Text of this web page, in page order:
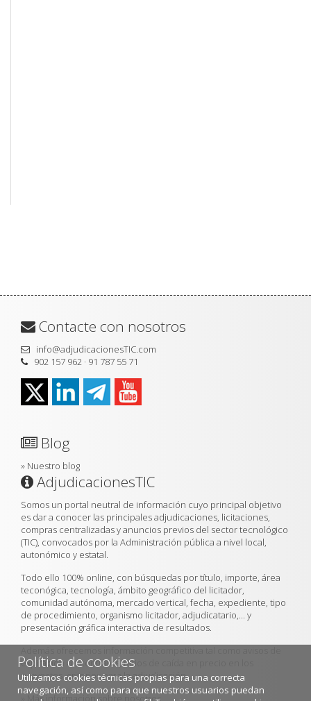
Política de cookies
Utilizamos cookies técnicas propias para una correcta
navegación, así como para que nuestros usuarios puedan
Contacte con nosotros
info@adjudicacionesTIC.com
902 157 962 · 91 787 55 71
Blog
» Nuestro blog
AdjudicacionesTIC
Somos un portal neutral de información cuyo principal objetivo
es dar a conocer las principales adjudicaciones, licitaciones,
compras centralizadas y anuncios previos del sector tecnológico
(TIC), convocados por la Administración pública a nivel local,
autonómico y estatal.
Todo ello 100% online, con búsquedas por título, importe, área
teconógica, tecnología, ámbito geográfico del licitador,
comunidad autónoma, mercado vertical, fecha, expediente, tipo
de procedimiento, organismo licitador, adjudicatario,... y
presentación gráfica interactiva de resultados.
expiración de contratos, ratios de caída en precio en los
proyectos, criterios para la adjudicación...
Más información sobre nosotros